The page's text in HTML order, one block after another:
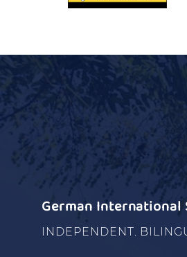
German International
INDEPENDENT.